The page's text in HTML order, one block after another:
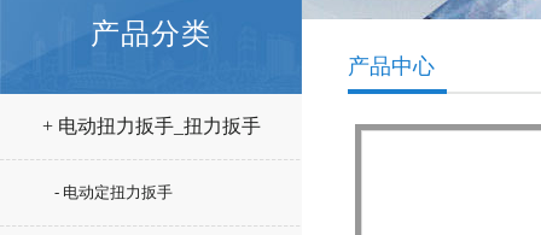
产品分类
+ 电动扭力扳手_扭力扳手
- 电动定扭力扳手
产品中心